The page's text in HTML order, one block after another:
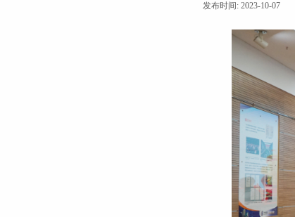
发布时间: 2023-10-07